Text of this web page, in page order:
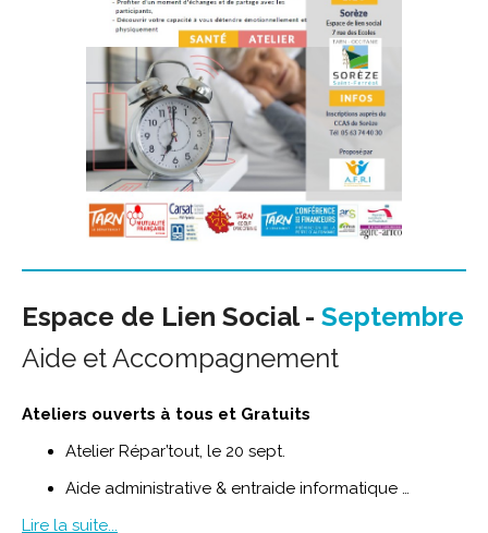
Espace de Lien Social - Septembre
Aide et Accompagnement
Ateliers ouverts à tous et Gratuits
Atelier Répar’tout, le 20 sept.
Aide administrative & entraide informatique …
Lire la suite...